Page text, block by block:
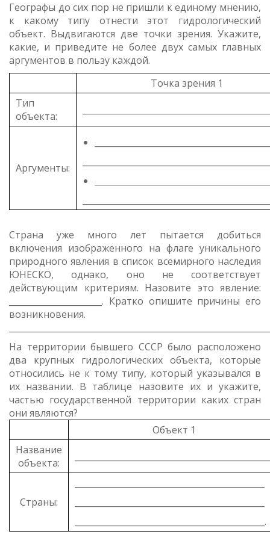
Географы до сих пор не пришли к единому мнению,
к какому типу отнести этот гидрологический
объект. Выдвигаются две точки зрения. Укажите,
какие, и приведите не более двух самых главных
аргументов в пользу каждой.
Точка зрения 1
Тип
объекта:
Аргументы:
Страна уже много лет пытается добиться
включения изображенного на флаге уникального
природного явления в список всемирного наследия
ЮНЕСКО, однако, оно не соответствует
действующим критериям. Назовите это явление:
______________________. Кратко опишите причины его
возникновения.
На территории бывшего СССР было расположено
два крупных гидрологических объекта, которые
относились не к тому типу, который указывался в
их названии. В таблице назовите их и укажите,
частью государственной территории каких стран
они являются?
Объект 1
Название
объекта:
Страны:
_____________________________________________.